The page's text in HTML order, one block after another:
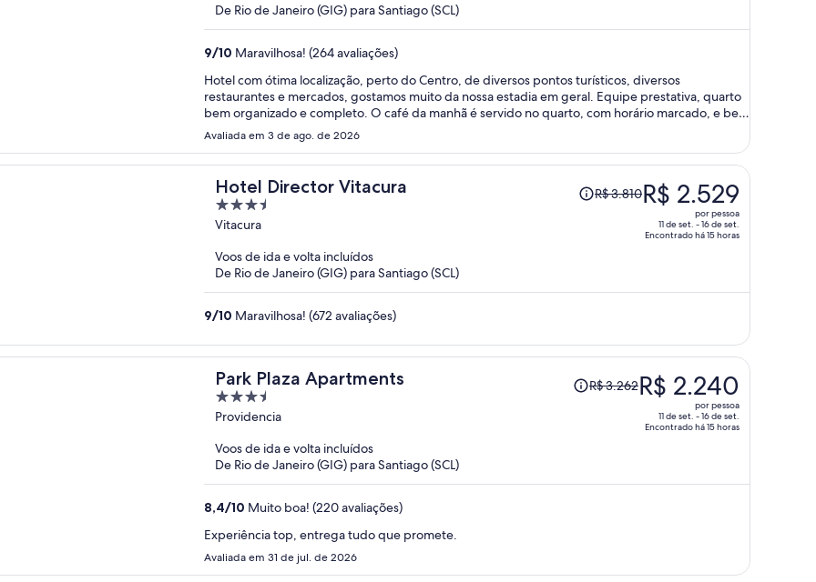
é
por
pessoa
De Rio de Janeiro (GIG) para Santiago (SCL)
9/10 Maravilhosa! (264 avaliações)
Hotel com ótima localização, perto do Centro, de diversos pontos turísticos, diversos
restaurantes e mercados, gostamos muito da nossa estadia em geral. Equipe prestativa, quarto
bem organizado e completo. O café da manhã é servido no quarto, com horário marcado, e bem
caprichado. Banheiro bom, banho bem quente e com boa pressão de água. Nossa quarto tinha
um pequeno roupeiro, que ajudava a organizar um pouco as roupas. Como porém, o fato de ter
apenas uma cadeira para um quarto de casal, não permitia que ambos sentassem para tomar
café da manhã juntos.
Avaliada em 3 de ago. de 2026
Hotel Director Vitacura
3.5
out
5
Vitacura
O
preço
é
pessoa
R$ 3.810R$ 2.529
por pessoa
11 de set. - 16 de set.
Encontrado há 15 horas
Voos de ida e volta incluídos
De Rio de Janeiro (GIG) para Santiago (SCL)
9/10 Maravilhosa! (672 avaliações)
Park Plaza Apartments
3.5
out
5
Providencia
O
preço
é
R$ 3.262R$ 2.240
por pessoa
11 de set. - 16 de set.
Encontrado há 15 horas
Voos de ida e volta incluídos
De Rio de Janeiro (GIG) para Santiago (SCL)
8,4/10 Muito boa! (220 avaliações)
Experiência top, entrega tudo que promete.
Avaliada em 31 de jul. de 2026